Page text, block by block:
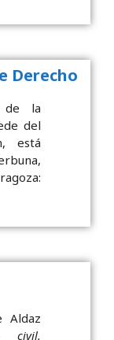
Derecho
de la
del
está
Aldaz
civil.